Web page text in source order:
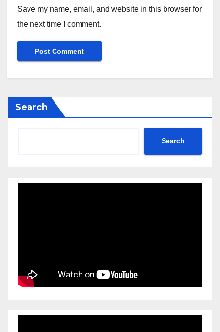
Save my name, email, and website in this browser for
the next time I comment.
Search
Search